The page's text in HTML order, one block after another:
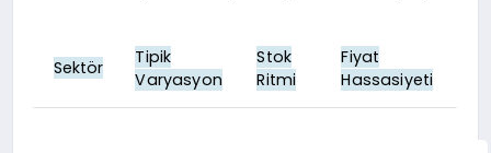
Sektör
Tipik
Varyasyon
Stok
Ritmi
Fiyat
Hassasiyeti